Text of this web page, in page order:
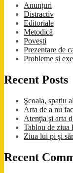
Anunțuri
Distractiv
Editoriale
Metodică
Povești
Prezentare de
Probleme și
Recent Posts
Şcoala, spațiu
Arta de a nu
Atenţia şi arta
Tablou de ziua
Ziua lui pi şi
Recent